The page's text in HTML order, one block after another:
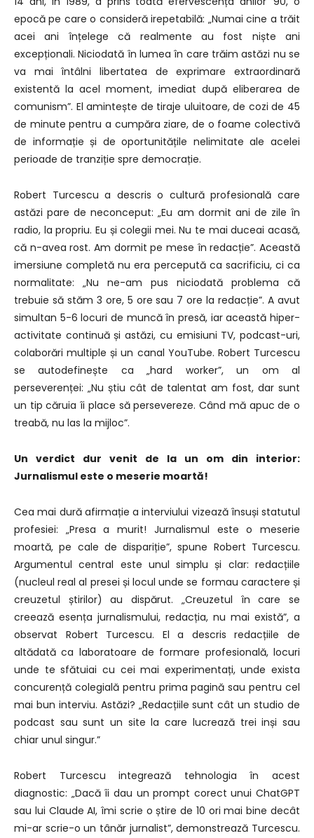
epocă pe care o consideră irepetabilă: „Numai cine a trăit
acei ani înțelege că realmente au fost niște ani
excepționali. Niciodată în lumea în care trăim astăzi nu se
va mai întâlni libertatea de exprimare extraordinară
existentă la acel moment, imediat după eliberarea de
comunism”. El amintește de tiraje uluitoare, de cozi de 45
de minute pentru a cumpăra ziare, de o foame colectivă
de informație și de oportunitățile nelimitate ale acelei
perioade de tranziție spre democrație.
Robert Turcescu a descris o cultură profesională care
astăzi pare de neconceput: „Eu am dormit ani de zile în
radio, la propriu. Eu și colegii mei. Nu te mai duceai acasă,
că n-avea rost. Am dormit pe mese în redacție”. Această
imersiune completă nu era percepută ca sacrificiu, ci ca
normalitate: „Nu ne-am pus niciodată problema că
trebuie să stăm 3 ore, 5 ore sau 7 ore la redacție”. A avut
simultan 5-6 locuri de muncă în presă, iar această hiper-
activitate continuă și astăzi, cu emisiuni TV, podcast-uri,
colaborări multiple și un canal YouTube. Robert Turcescu
se autodefinește ca „hard worker”, un om al
perseverenței: „Nu știu cât de talentat am fost, dar sunt
un tip căruia îi place să persevereze. Când mă apuc de o
treabă, nu las la mijloc”.
Un verdict dur venit de la un om din interior:
Jurnalismul este o meserie moartă!
Cea mai dură afirmație a interviului vizează însuși statutul
profesiei: „Presa a murit! Jurnalismul este o meserie
moartă, pe cale de dispariție”, spune Robert Turcescu.
Argumentul central este unul simplu și clar: redacțiile
(nucleul real al presei și locul unde se formau caractere și
creuzetul știrilor) au dispărut. „Creuzetul în care se
creează esența jurnalismului, redacția, nu mai există”, a
observat Robert Turcescu. El a descris redacțiile de
altădată ca laboratoare de formare profesională, locuri
unde te sfătuiai cu cei mai experimentați, unde exista
concurență colegială pentru prima pagină sau pentru cel
mai bun interviu. Astăzi? „Redacțiile sunt cât un studio de
podcast sau sunt un site la care lucrează trei inși sau
chiar unul singur.”
Robert Turcescu integrează tehnologia în acest
diagnostic: „Dacă îi dau un prompt corect unui ChatGPT
sau lui Claude AI, îmi scrie o știre de 10 ori mai bine decât
mi-ar scrie-o un tânăr jurnalist”, demonstrează Turcescu.